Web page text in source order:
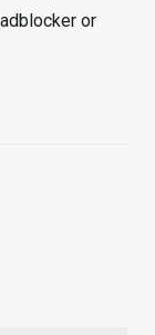
or